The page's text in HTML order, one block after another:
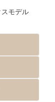
スモデル